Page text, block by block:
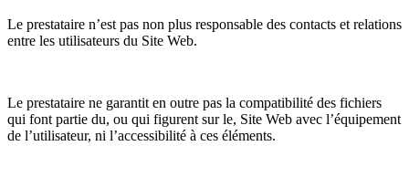
Le prestataire n’est pas non plus responsable des contacts et relations
entre les utilisateurs du Site Web.
Le prestataire ne garantit en outre pas la compatibilité des fichiers
qui font partie du, ou qui figurent sur le, Site Web avec l’équipement
de l’utilisateur, ni l’accessibilité à ces éléments.